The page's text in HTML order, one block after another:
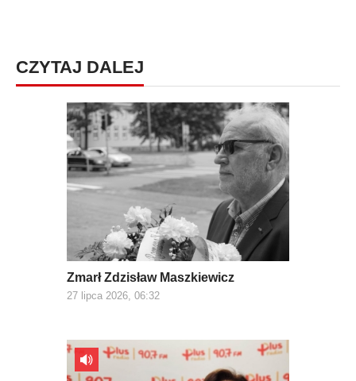
CZYTAJ DALEJ
Zmarł Zdzisław Maszkiewicz
27 lipca 2026, 06:32